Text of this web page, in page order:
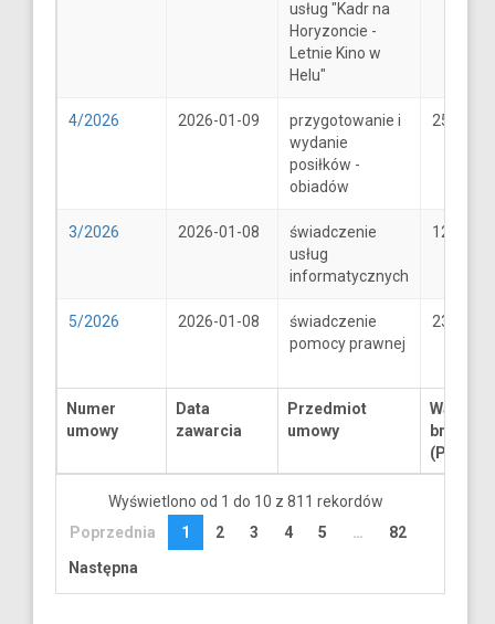
Numer
umowy
Data
zawarcia
Przedmiot
umowy
Wartość
brutto
(PLN)
usług "Kadr na
Horyzoncie -
Letnie Kino w
Helu"
4/2026 2026-01-09
przygotowanie i
wydanie
posiłków -
obiadów
25
3/2026 2026-01-08
świadczenie
usług
informatycznych
1250
5/2026 2026-01-08
świadczenie
pomocy prawnej
2300
Wyświetlono od 1 do 10 z 811 rekordów
Poprzednia
1 2 3 4 5 …
82
Następna